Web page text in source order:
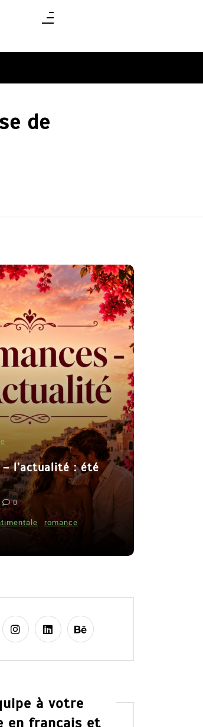
de
– l’actualité : été
0
romance
à votre
en français et